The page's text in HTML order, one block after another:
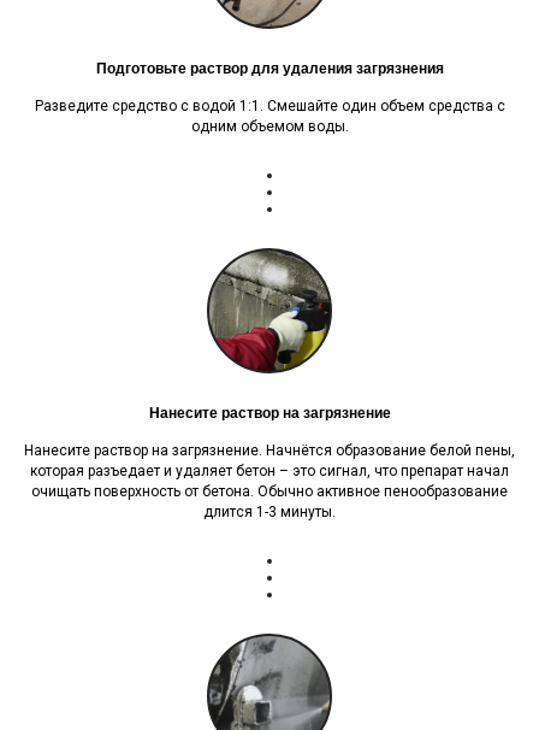
Подготовьте раствор для удаления загрязнения
Разведите средство с водой 1:1. Смешайте один объем средства с
одним объемом воды.
Нанесите раствор на загрязнение
Нанесите раствор на загрязнение. Начнётся образование белой пены,
которая разъедает и удаляет бетон – это сигнал, что препарат начал
очищать поверхность от бетона. Обычно активное пенообразование
длится 1-3 минуты.